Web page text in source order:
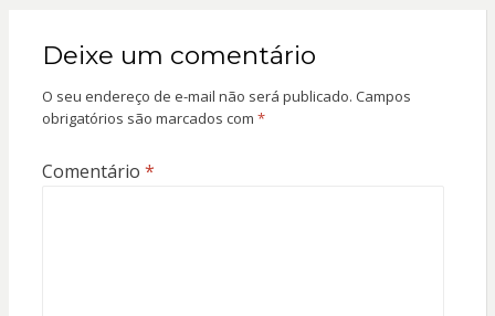
Deixe um comentário
O seu endereço de e-mail não será publicado. Campos
obrigatórios são marcados com *
Comentário *